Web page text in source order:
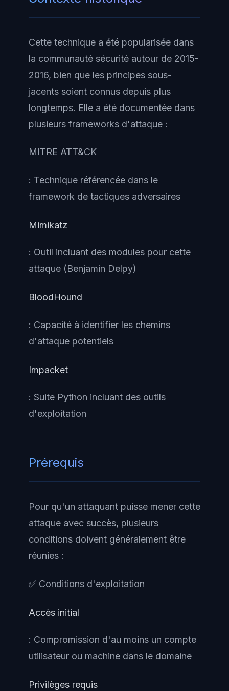
Cette technique a été popularisée dans
la communauté sécurité autour de 2015-
2016, bien que les principes sous-
jacents soient connus depuis plus
longtemps. Elle a été documentée dans
plusieurs frameworks d'attaque :
MITRE ATT&CK
: Technique référencée dans le
framework de tactiques adversaires
Mimikatz
: Outil incluant des modules pour cette
attaque (Benjamin Delpy)
BloodHound
: Capacité à identifier les chemins
d'attaque potentiels
Impacket
: Suite Python incluant des outils
d'exploitation
Prérequis
Pour qu'un attaquant puisse mener cette
attaque avec succès, plusieurs
conditions doivent généralement être
réunies :
✅ Conditions d'exploitation
Accès initial
: Compromission d'au moins un compte
utilisateur ou machine dans le domaine
Privilèges requis